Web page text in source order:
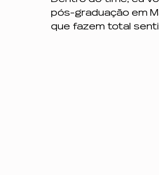
pós-graduação em
que fazem total